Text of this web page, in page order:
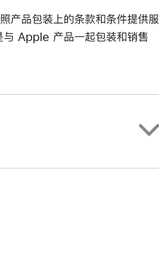
产品包装上的条款和条件提供服
与 Apple 产品一起包装和销售